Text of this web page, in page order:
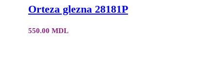
Orteza glezna 28181P
550.00 MDL